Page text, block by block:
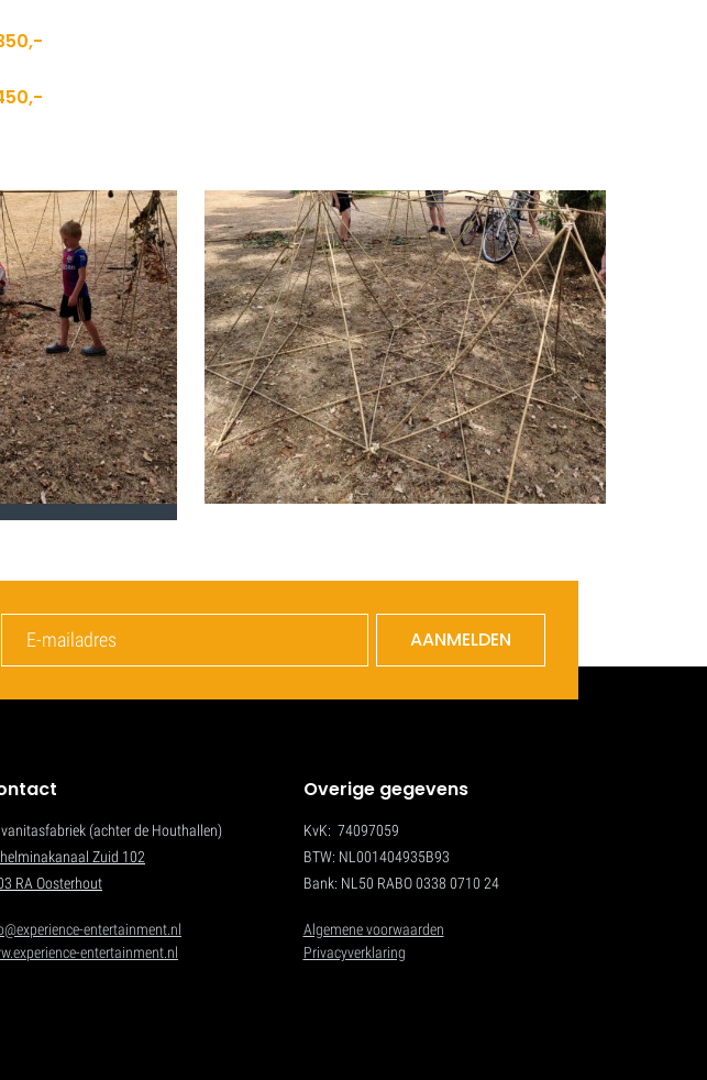
AANMELDEN
(achter de Houthallen)
Zuid 102
RA Oosterhout
entertainment.nl
entertainment.nl
Overige gegevens
KvK: 74097059
BTW: NL001404935B93
Bank: NL50 RABO 0338 0710 24
Algemene voorwaarden
Privacyverklaring